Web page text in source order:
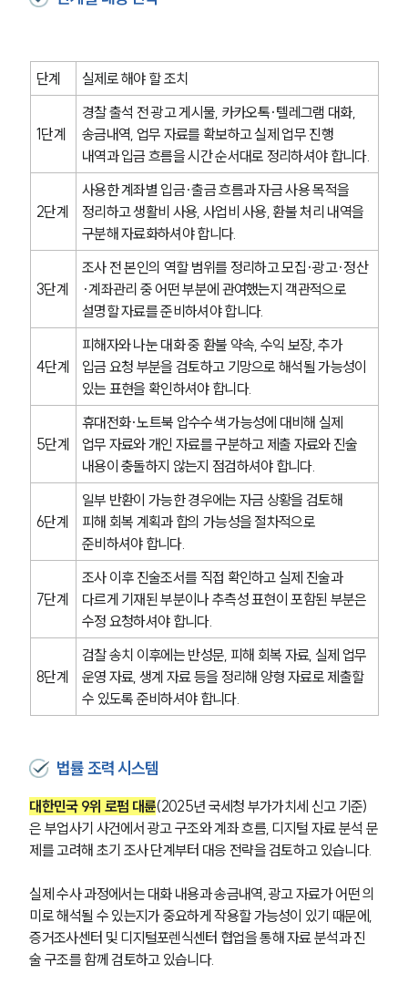
전체
구성원 소개
형사전문변호사
소식/자료
언론보도
공지사항
법률 블로그
법률서식
뉴스레터/브로슈어
세미나
대륜법률상담예약
대륜법률상담예약
단계 실제로 해야 할 조치
1단계
경찰 출석 전 광고 게시물, 카카오톡·텔레그램 대화,
송금내역, 업무 자료를 확보하고 실제 업무 진행
내역과 입금 흐름을 시간 순서대로 정리하셔야 합니다.
2단계
사용한 계좌별 입금·출금 흐름과 자금 사용 목적을
정리하고 생활비 사용, 사업비 사용, 환불 처리 내역을
구분해 자료화하셔야 합니다.
3단계
조사 전 본인의 역할 범위를 정리하고 모집·광고·정산
·계좌관리 중 어떤 부분에 관여했는지 객관적으로
설명할 자료를 준비하셔야 합니다.
4단계
피해자와 나눈 대화 중 환불 약속, 수익 보장, 추가
입금 요청 부분을 검토하고 기망으로 해석될 가능성이
있는 표현을 확인하셔야 합니다.
5단계
휴대전화·노트북 압수수색 가능성에 대비해 실제
업무 자료와 개인 자료를 구분하고 제출 자료와 진술
내용이 충돌하지 않는지 점검하셔야 합니다.
6단계
일부 반환이 가능한 경우에는 자금 상황을 검토해
피해 회복 계획과 합의 가능성을 절차적으로
준비하셔야 합니다.
7단계
조사 이후 진술조서를 직접 확인하고 실제 진술과
다르게 기재된 부분이나 추측성 표현이 포함된 부분은
수정 요청하셔야 합니다.
8단계
검찰 송치 이후에는 반성문, 피해 회복 자료, 실제 업무
운영 자료, 생계 자료 등을 정리해 양형 자료로 제출할
수 있도록 준비하셔야 합니다.
법률 조력 시스템
대한민국 9위 로펌 대륜(2025년 국세청 부가가치세 신고 기준)
은 부업사기 사건에서 광고 구조와 계좌 흐름, 디지털 자료 분석 문
제를 고려해 초기 조사 단계부터 대응 전략을 검토하고 있습니다.
실제 수사 과정에서는 대화 내용과 송금내역, 광고 자료가 어떤 의
미로 해석될 수 있는지가 중요하게 작용할 가능성이 있기 때문에,
증거조사센터 및 디지털포렌식센터 협업을 통해 자료 분석과 진
술 구조를 함께 검토하고 있습니다.